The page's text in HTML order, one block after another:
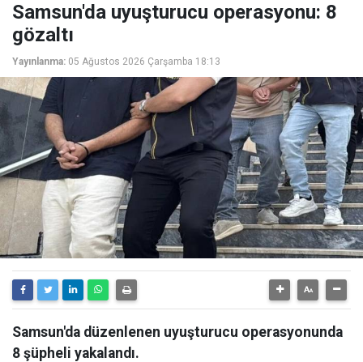
Samsun'da uyuşturucu operasyonu: 8
gözaltı
Yayınlanma: 05 Ağustos 2026 Çarşamba 18:13
Samsun'da düzenlenen uyuşturucu operasyonunda
8 şüpheli yakalandı.